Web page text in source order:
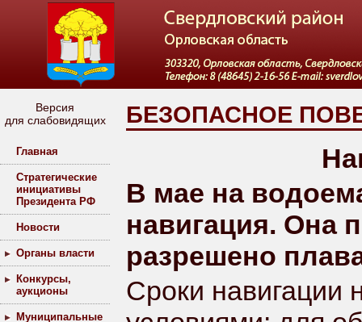
Версия
для слабовидящих
Главная
Стратегические
инициативы
Президента РФ
Новости
Органы власти
Конкурсы,
аукционы
Муниципальные
БЕЗОПАСНОЕ
В мае на
навигация. Она
разрешено
Сроки навигации